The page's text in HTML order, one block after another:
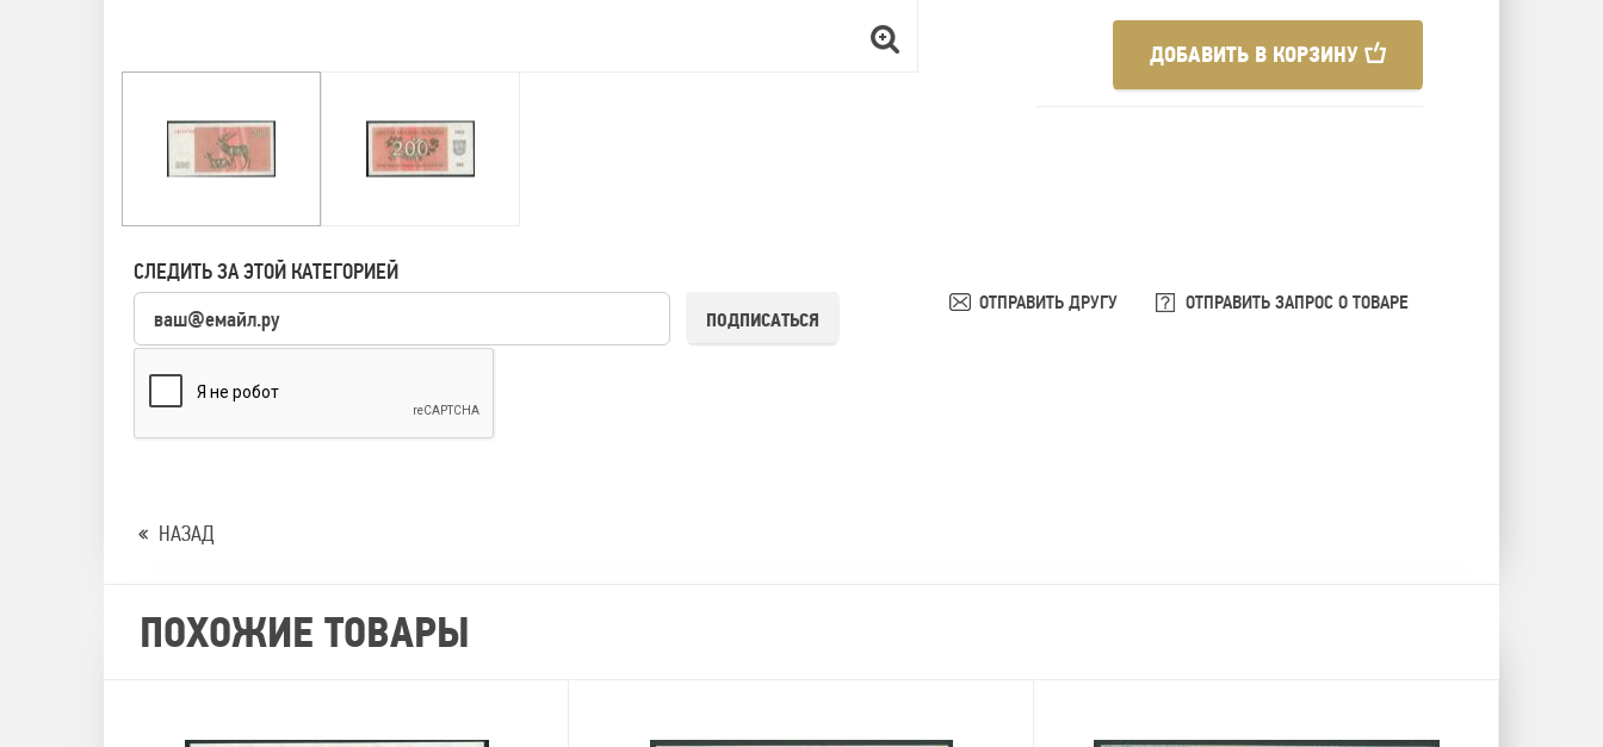
ДОБАВИТЬ В КОРЗИНУ
СЛЕДИТЬ ЗА ЭТОЙ КАТЕГОРИЕЙ
ПОДПИСАТЬСЯ
ОТПРАВИТЬ ДРУГУ ОТПРАВИТЬ ЗАПРОС О ТОВАРЕ
НАЗАД
ПОХОЖИЕ ТОВАРЫ